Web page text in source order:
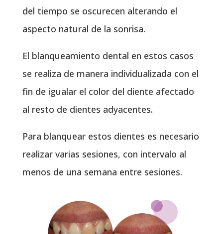
del tiempo se oscurecen alterando el
aspecto natural de la sonrisa.
El blanqueamiento dental en estos casos
se realiza de manera individualizada con el
fin de igualar el color del diente afectado
al resto de dientes adyacentes.
Para blanquear estos dientes es necesario
realizar varias sesiones, con intervalo al
menos de una semana entre sesiones.